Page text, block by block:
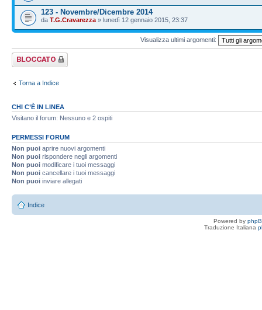
123 - Novembre/Dicembre 2014
da T.G.Cravarezza » lunedì 12 gennaio 2015, 23:37
Visualizza ultimi argomenti:
Forum bloccato
Torna a Indice
CHI C’È IN LINEA
Visitano il forum: Nessuno e 2 ospiti
PERMESSI FORUM
Non puoi aprire nuovi argomenti
Non puoi rispondere negli argomenti
Non puoi modificare i tuoi messaggi
Non puoi cancellare i tuoi messaggi
Non puoi inviare allegati
Indice
Powered by
Traduzione Italiana